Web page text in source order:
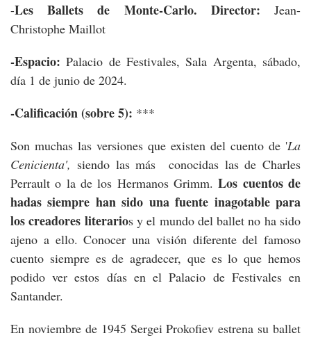
-Les Ballets de Monte-Carlo. Director: Jean-
Christophe Maillot
-Espacio:Palacio de Festivales, Sala Argenta, sábado,
día 1 de junio de 2024.
-Calificación (sobre 5): ***
Son muchas las versiones que existen del cuento de 'La
Cenicienta', siendo las más conocidas las de Charles
Perrault o la de los Hermanos Grimm.Los cuentos de
hadas siempre han sido una fuente inagotable para
los creadores literarios y el mundo del ballet no ha sido
ajeno a ello. Conocer una visión diferente del famoso
cuento siempre es de agradecer, que es lo que hemos
podido ver estos días en el Palacio de Festivales en
Santander.
En noviembre de 1945 Sergei Prokofiev estrena su ballet